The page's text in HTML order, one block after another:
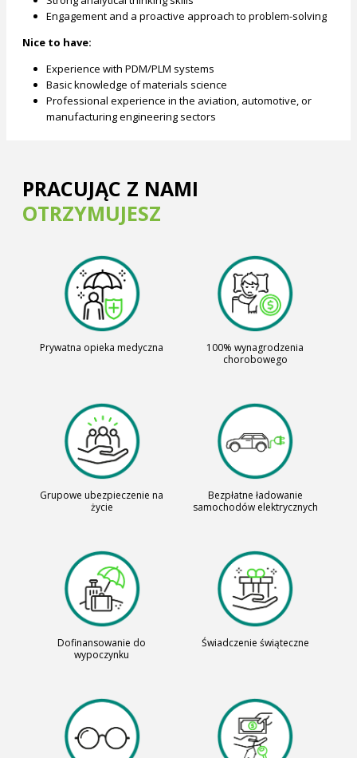
Engagement and a proactive approach to problem-solving
Nice to have:
Experience with PDM/PLM systems
Basic knowledge of materials science
Professional experience in the aviation, automotive, or
manufacturing engineering sectors
PRACUJĄC Z NAMI
OTRZYMUJESZ
Prywatna opieka medyczna
100% wynagrodzenia
chorobowego
Grupowe ubezpieczenie na
życie
Bezpłatne ładowanie
samochodów elektrycznych
Dofinansowanie do
wypoczynku
Świadczenie świąteczne